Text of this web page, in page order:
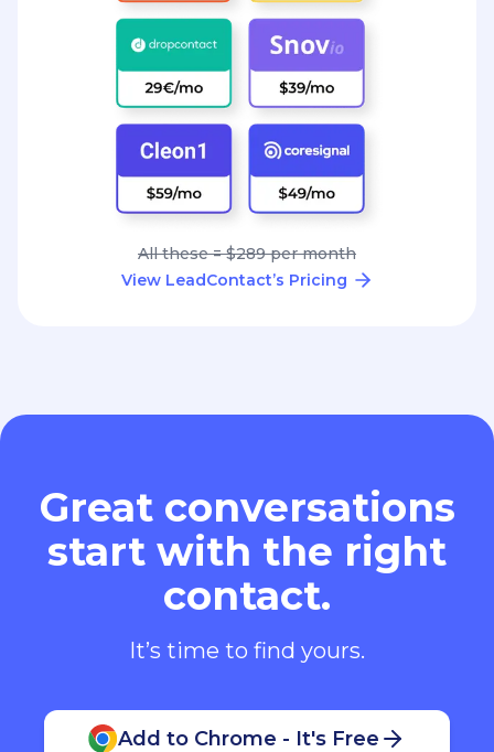
All these = $289 per month
View LeadContact’s Pricing
Great conversations
start with the right
contact.
It’s time to find yours.
Add to Chrome - It's Free